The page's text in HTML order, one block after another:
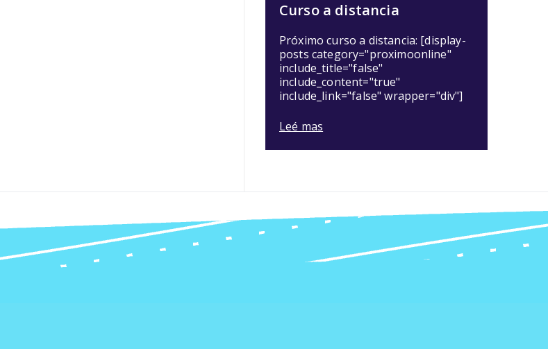
Curso a distancia
Próximo curso a distancia: [display-
posts category="proximoonline"
include_title="false"
include_content="true"
include_link="false" wrapper="div"]
Leé mas